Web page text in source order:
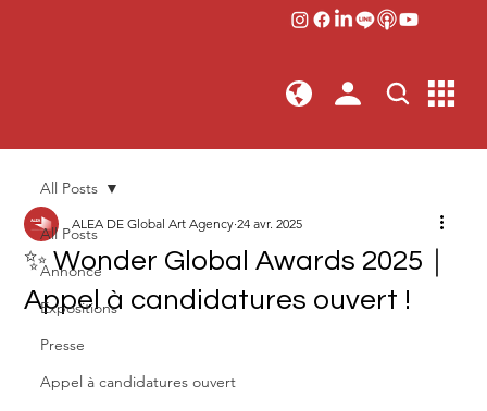
All Posts
Annonce
Expositions
Presse
Appel à candidatures ouvert
All Posts
✨ Wonder Global Awards 2025｜
Appel à candidatures ouvert !
ALEA DE Global Art Agency 24 avr. 2025